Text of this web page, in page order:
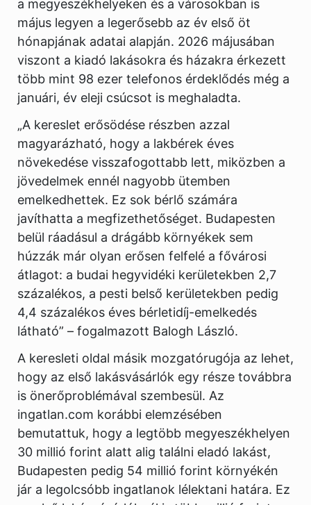
a megyeszékhelyeken és a városokban is
május legyen a legerősebb az év első öt
hónapjának adatai alapján. 2026 májusában
viszont a kiadó lakásokra és házakra érkezett
több mint 98 ezer telefonos érdeklődés még a
januári, év eleji csúcsot is meghaladta.
„A kereslet erősödése részben azzal
magyarázható, hogy a lakbérek éves
növekedése visszafogottabb lett, miközben a
jövedelmek ennél nagyobb ütemben
emelkedhettek. Ez sok bérlő számára
javíthatta a megfizethetőséget. Budapesten
belül ráadásul a drágább környékek sem
húzzák már olyan erősen felfelé a fővárosi
átlagot: a budai hegyvidéki kerületekben 2,7
százalékos, a pesti belső kerületekben pedig
4,4 százalékos éves bérletidíj-emelkedés
látható” – fogalmazott Balogh László.
A keresleti oldal másik mozgatórugója az lehet,
hogy az első lakásvásárlók egy része továbbra
is önerőproblémával szembesül. Az
ingatlan.com korábbi elemzésében
bemutattuk, hogy a legtöbb megyeszékhelyen
30 millió forint alatt alig találni eladó lakást,
Budapesten pedig 54 millió forint környékén
jár a legolcsóbb ingatlanok lélektani határa. Ez